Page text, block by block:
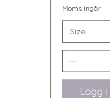
Moms ingår
Size
Lägg i